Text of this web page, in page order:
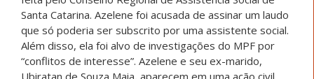
Santa Catarina. Azelene foi acusada de assinar um laudo
que só poderia ser subscrito por uma assistente social.
Além disso, ela foi alvo de investigações do MPF por
“conflitos de interesse”. Azelene e seu ex-marido,